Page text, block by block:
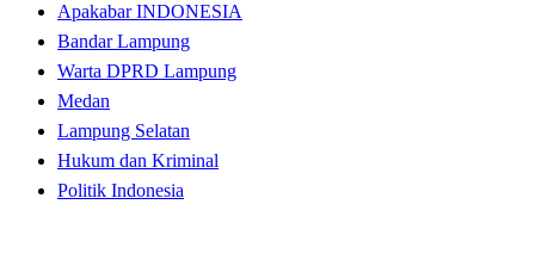
Apakabar INDONESIA
Bandar Lampung
Warta DPRD Lampung
Medan
Lampung Selatan
Hukum dan Kriminal
Politik Indonesia